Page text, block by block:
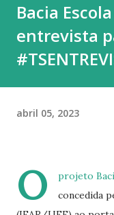
Bacia
entrevista
abril 05, 2023
O
projeto
concedida